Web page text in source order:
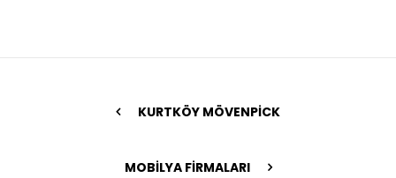
KURTKÖY MÖVENPİCK
MOBİLYA FİRMALARI